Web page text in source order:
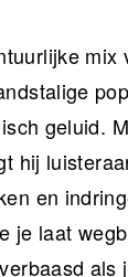
mix
geluid.
hij
en
je laat
als